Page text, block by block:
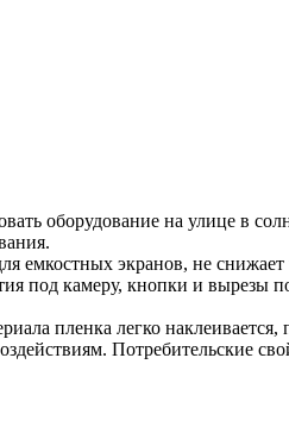
оборудование на улице в
емкостных экранов, не снижает
под камеру, кнопки и вырезы
пленка легко наклеивается,
Потребительские